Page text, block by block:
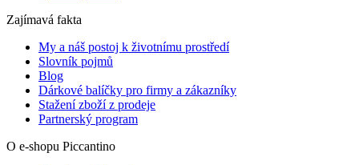
Zajímavá fakta
My a náš postoj k životnímu prostředí
Slovník pojmů
Blog
Dárkové balíčky pro firmy a zákazníky
Stažení zboží z prodeje
Partnerský program
O e-shopu Piccantino